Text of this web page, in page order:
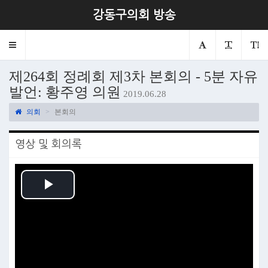
강동구의회 방송
Toggle
제264회 정례회 제3차 본회의 - 5분 자유
발언: 황주영 의원
2019.06.28
의회 본회의
영상 및 회의록
Play